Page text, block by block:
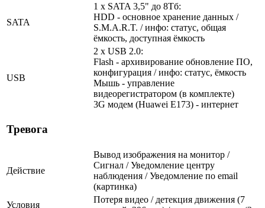
SATA
1 x SATA 3,5" до 8Тб:
HDD - основное хранение данных /
S.M.A.R.T. / инфо: статус, общая
ёмкость, доступная ёмкость
USB
2 x USB 2.0:
Flash - архивирование обновление ПО,
конфигурация / инфо: статус, ёмкость
Мышь - управление
видеорегистратором (в комплекте)
3G модем (Huawei E173) - интернет
Тревога
Действие
Вывод изображения на монитор /
Сигнал / Уведомление центру
наблюдения / Уведомление по email
(картинка)
Условия
Потеря видео / детекция движения (7